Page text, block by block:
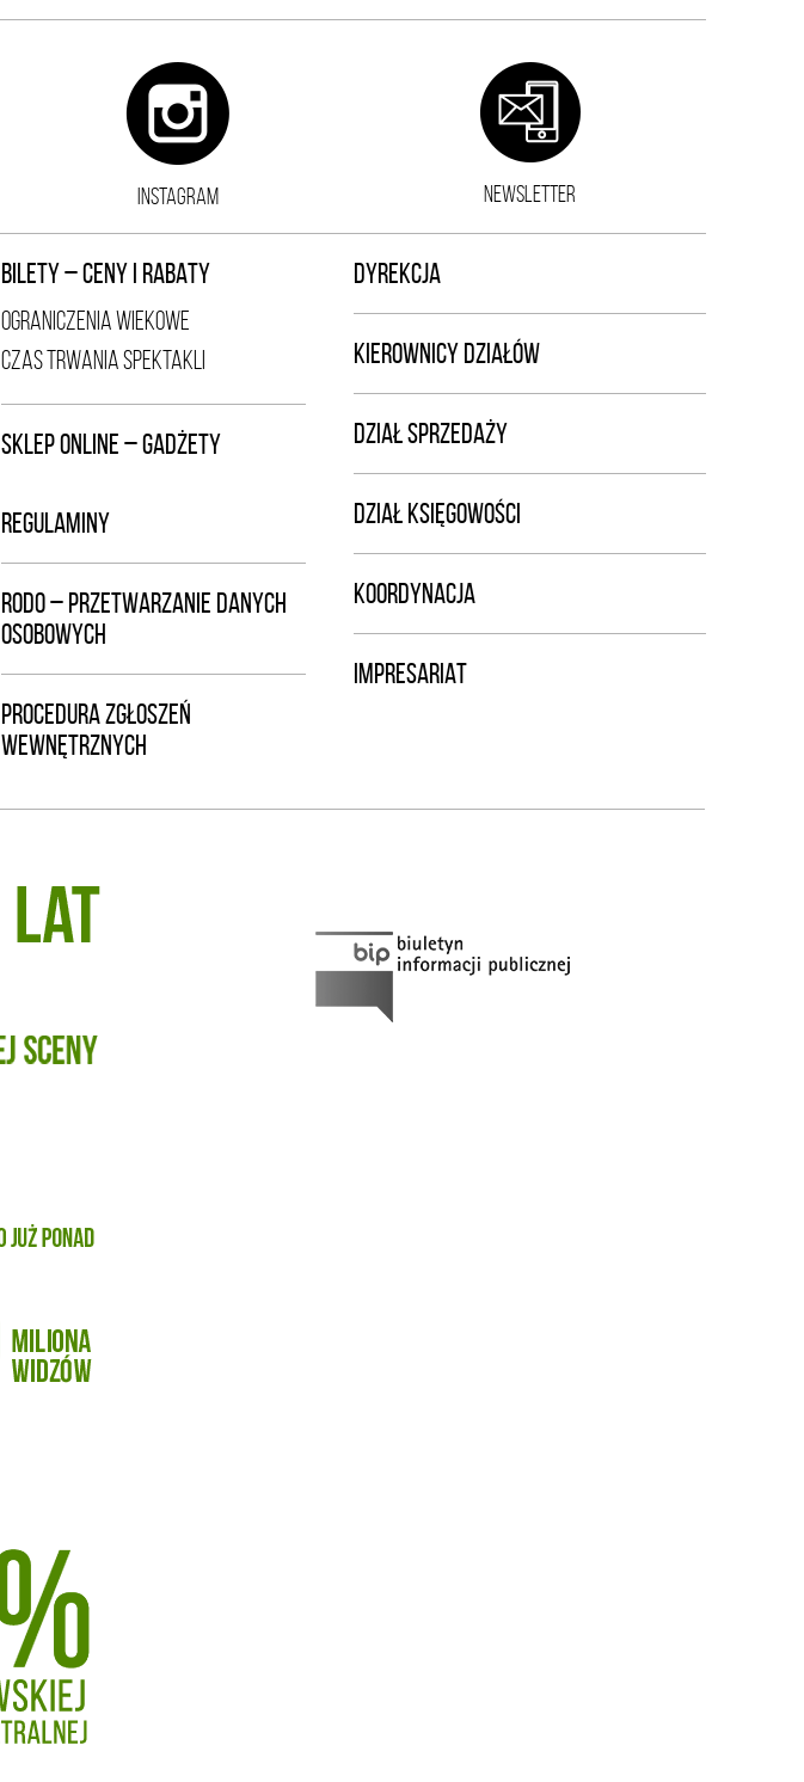
INSTAGRAM NEWSLETTER
BILETY – CENY I RABATY
OGRANICZENIA WIEKOWE
CZAS TRWANIA SPEKTAKLI
SKLEP ONLINE – GADŻETY
REGULAMINY
RODO – PRZETWARZANIE DANYCH
OSOBOWYCH
PROCEDURA ZGŁOSZEŃ
WEWNĘTRZNYCH
DYREKCJA
KIEROWNICY DZIAŁÓW
DZIAŁ SPRZEDAŻY
DZIAŁ KSIĘGOWOŚCI
KOORDYNACJA
IMPRESARIAT